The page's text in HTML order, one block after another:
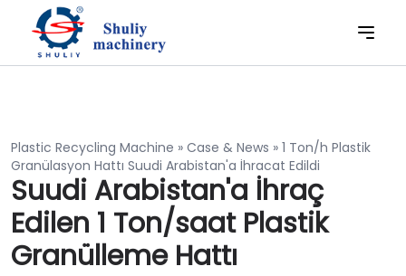
Plastic Recycling Machine » Case & News » 1 Ton/h Plastik
Granülasyon Hattı Suudi Arabistan'a İhracat Edildi
Suudi Arabistan'a İhraç
Edilen 1 Ton/saat Plastik
Granülleme Hattı